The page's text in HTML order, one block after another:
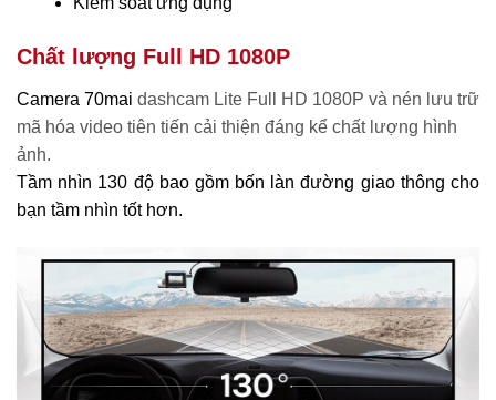
Chất lượng Full HD 1080P
Camera 70mai dashcam Lite Full HD 1080P và nén lưu trữ
mã hóa video tiên tiến cải thiện đáng kể chất lượng hình
ảnh.
Tầm nhìn 130 độ bao gồm bốn làn đường giao thông cho
bạn tầm nhìn tốt hơn.